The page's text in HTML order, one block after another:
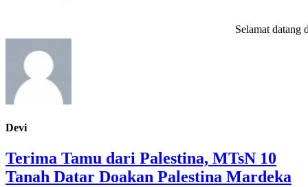
Selamat datang di
Devi
Terima Tamu dari Palestina, MTsN 10
Tanah Datar Doakan Palestina Mardeka